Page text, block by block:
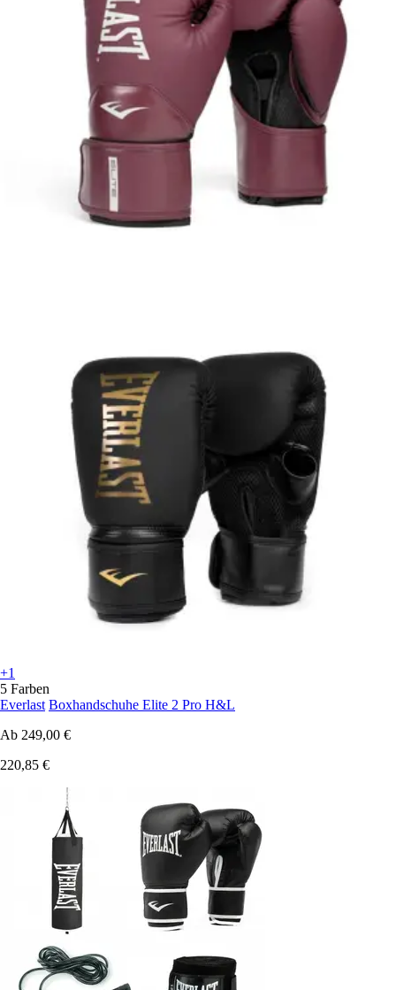
+1
5 Farben
Everlast Boxhandschuhe Elite 2 Pro H&L
Ab 249,00 €
220,85 €